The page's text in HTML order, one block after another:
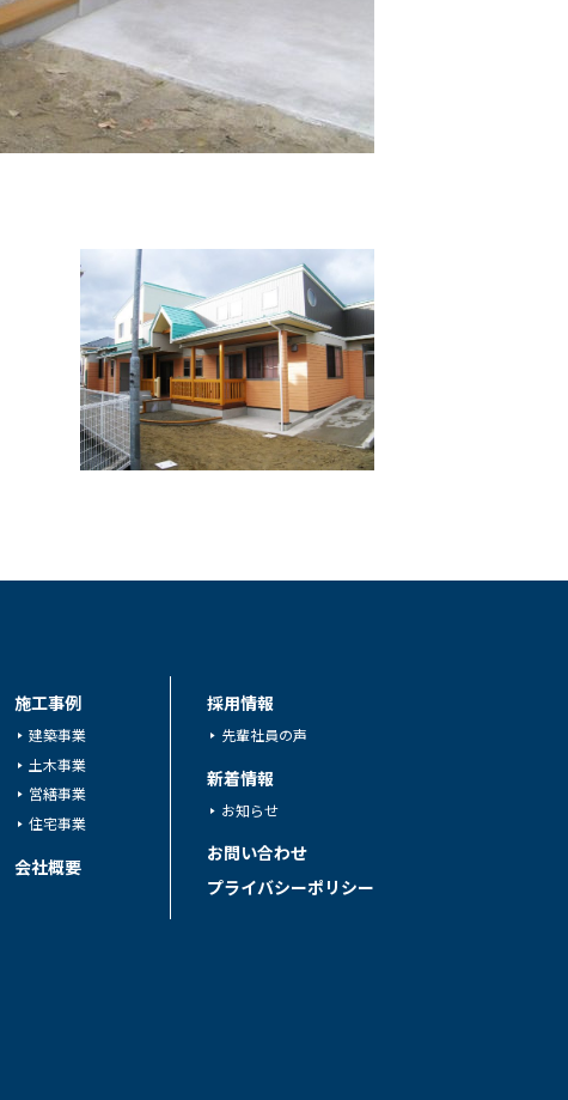
施工事例
建築事業
土木事業
営繕事業
住宅事業
会社概要
採用情報
先輩社員の声
新着情報
お知らせ
お問い合わせ
プライバシーポリシー